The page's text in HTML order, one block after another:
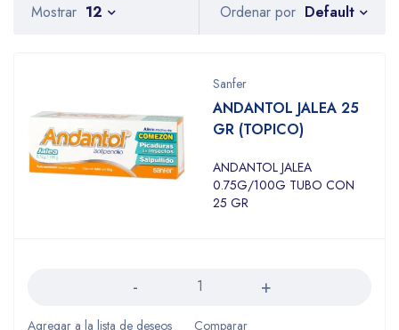
Ordenar por Default
Mostrar 12
Sanfer
ANDANTOL JALEA 25
GR (TOPICO)
ANDANTOL JALEA
0.75G/100G TUBO CON
25 GR